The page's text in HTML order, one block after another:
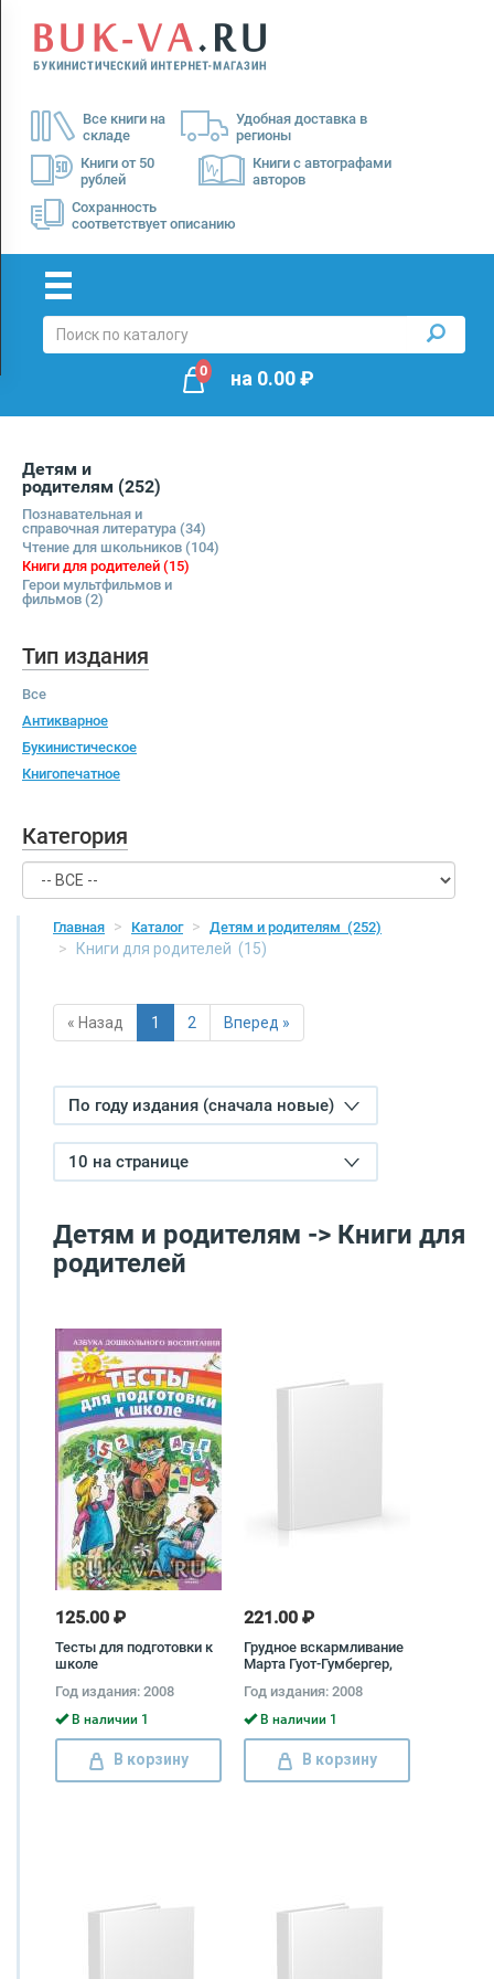
Все книги на
складе
Удобная доставка в
регионы
Книги от 50
рублей
Книги с автографами
авторов
Сохранность
соответствует описанию
Menu
Доставка
Оплата
0 на 0.00₽
Детям и
родителям (252)
Познавательная и
справочная литература (34)
Чтение для школьников (104)
Книги для родителей (15)
Герои мультфильмов и
фильмов (2)
Тип издания
Все
Антикварное
Букинистическое
Книгопечатное
Категория
Главная Каталог Детям и родителям (252)
Книги для родителей (15)
« Назад 1 2 Вперед »
По году издания (сначала новые)
10 на странице
Детям и родителям -> Книги для
родителей
125.00 ₽
Тесты для подготовки к
школе
Год издания: 2008
В наличии 1
В корзину
221.00 ₽
Грудное вскармливание
Марта Гуот-Гумбергер,
Год издания: 2008
В наличии 1
В корзину